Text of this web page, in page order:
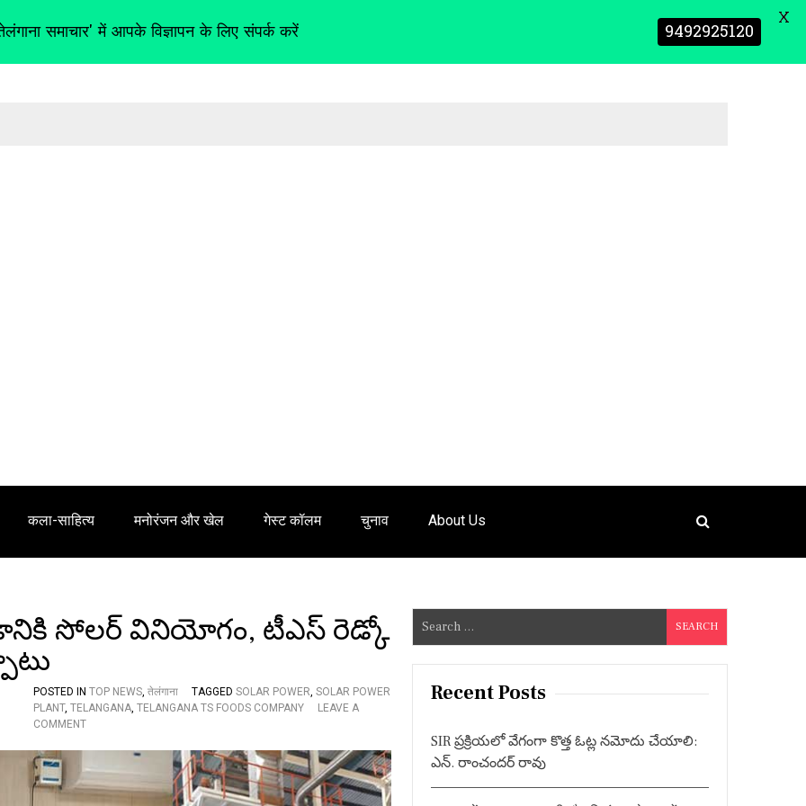
कला-साहित्य मनोरंजन और खेल गेस्ट कॉलम चुनाव About Us
సోలర్ వినియోగం, టీఎస్ రెడ్కో
POSTED IN TOP NEWS, तेलंगाना TAGGED SOLAR POWER, SOLAR POWER
PLANT, TELANGANA, TELANGANA TS FOODS COMPANY
LEAVE A
COMMENTO
ర్చు
లు
e
a
Recent Posts
SIR ప్రక్రియలో వేగంగా కొత్త ఓట్ల నమోదు చేయాలి:
ఎన్. రాంచందర్ రావు
समाचार' में आपके विज्ञापन के लिए संपर्क करें 9492925120 X